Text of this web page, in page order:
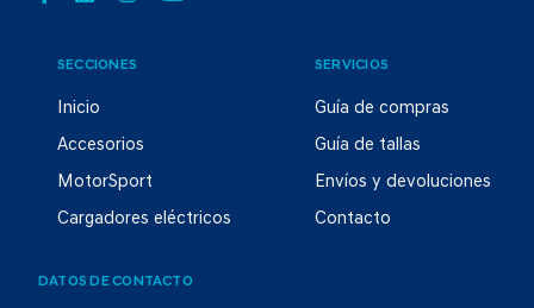
SECCIONES
Inicio
Accesorios
MotorSport
Cargadores eléctricos
SERVICIOS
Guía de compras
Guía de tallas
Envíos y devoluciones
Contacto
DATOS DE CONTACTO